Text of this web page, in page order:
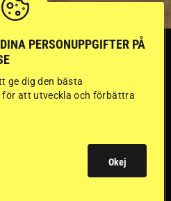
blev
PERSONUPPGIFTER PÅ
ge dig den bästa
för att utveckla och förbättra
Okej